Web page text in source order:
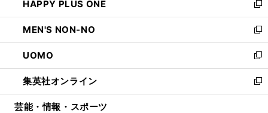
く
で
開
く
ド
ウ
で
開
く
ィ
ン
ド
ウ
で
開
く
い
ウ
ィ
ン
ド
ウ
で
開
HAPPY PLUS ONE
新
し
い
ウ
ィ
ン
ド
ウ
MEN'S NON-NO
新
し
い
ウ
ィ
ン
UOMO
新
し
い
ウ
集英社オンライン
新
し
芸能・情報・スポーツ